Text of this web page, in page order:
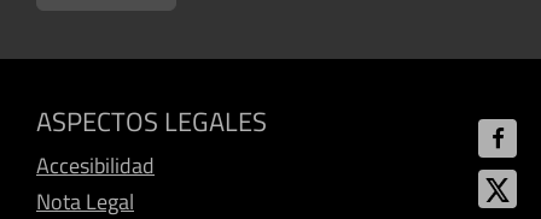
ASPECTOS LEGALES
Accesibilidad
Nota Legal